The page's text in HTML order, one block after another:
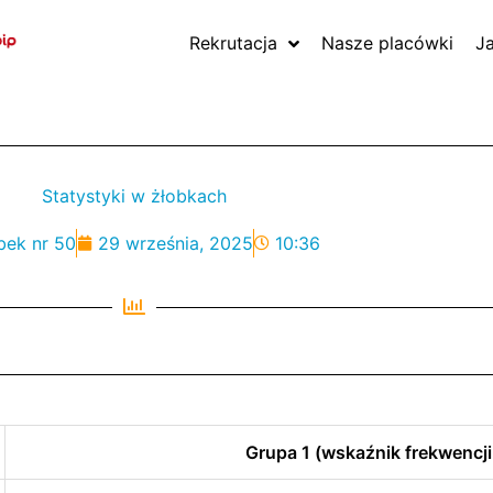
Rekrutacja Nasze placówki
Statystyki w żłobkach
nr 50 29 września, 2025 10:36
Grupa 1 (wskaźnik